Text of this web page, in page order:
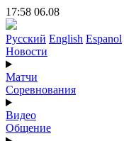
17:58 06.08
Русский English Espanol
Новости
Матчи
Соревнования
Видео
Общение